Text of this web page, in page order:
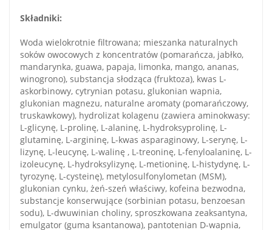
Składniki:
Woda wielokrotnie filtrowana; mieszanka naturalnych
soków owocowych z koncentratów (pomarańcza, jabłko,
mandarynka, guawa, papaja, limonka, mango, ananas,
winogrono), substancja słodząca (fruktoza), kwas L-
askorbinowy, cytrynian potasu, glukonian wapnia,
glukonian magnezu, naturalne aromaty (pomarańczowy,
truskawkowy), hydrolizat kolagenu (zawiera aminokwasy:
L-glicynę, L-prolinę, L-alaninę, L-hydroksyprolinę, L-
glutaminę, L-argininę, L-kwas asparaginowy, L-serynę, L-
lizynę, L-leucynę, L-walinę , L-treoninę, L-fenyloalaninę, L-
izoleucynę, L-hydroksylizynę, L-metioninę, L-histydynę, L-
tyrozynę, L-cysteinę), metylosulfonylometan (MSM),
glukonian cynku, żeń-szeń właściwy, kofeina bezwodna,
substancje konserwujące (sorbinian potasu, benzoesan
sodu), L-dwuwinian choliny, sproszkowana zeaksantyna,
emulgator (guma ksantanowa), pantotenian D-wapnia,